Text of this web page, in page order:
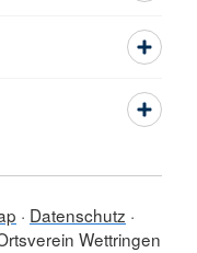
Datenschutz
Wettringen